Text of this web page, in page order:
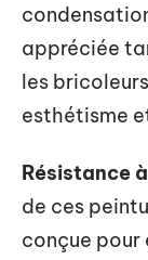
appréciée
les
esthétisme
Résistance
de ces
conçue pour